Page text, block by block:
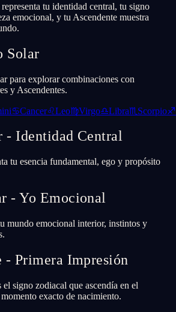
tu identidad central, tu signo
emocional, y tu Ascendente muestra
Solar
para explorar combinaciones con
y Ascendentes.
♋Cancer♌Leo♍Virgo♎Libra♏ Scorpio♐
- Identidad Central
tu esencia fundamental, ego y propósito
- Yo Emocional
mundo emocional interior, instintos y
- Primera Impresión
signo zodiacal que ascendía en el
exacto de nacimiento.